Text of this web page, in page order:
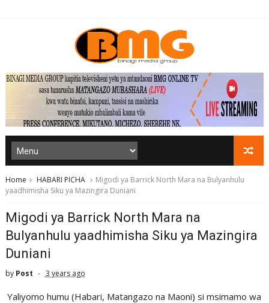
Home HABARI PICHA
Migodi ya Barrick North Mara na Bulyanhulu
yaadhimisha Siku ya Mazingira Duniani
Migodi ya Barrick North Mara na
Bulyanhulu yaadhimisha Siku ya Mazingira
Duniani
by Post 3 years ago
Yaliyomo humu (Habari, Matangazo na Maoni) si msimamo wa